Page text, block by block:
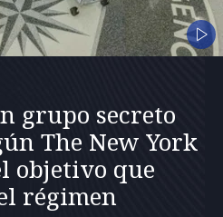
grupo secreto
The New York
objetivo que
régimen